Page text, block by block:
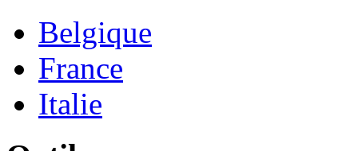
Belgique
France
Italie